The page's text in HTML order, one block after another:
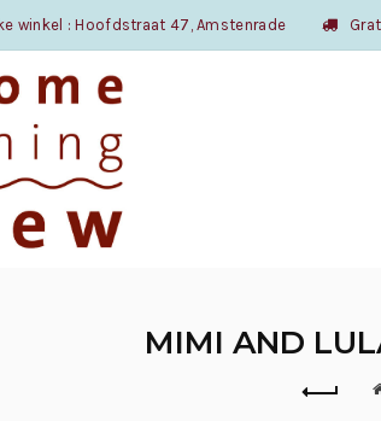
winkel : Hoofdstraat 47, Amstenrade
MIMI AND